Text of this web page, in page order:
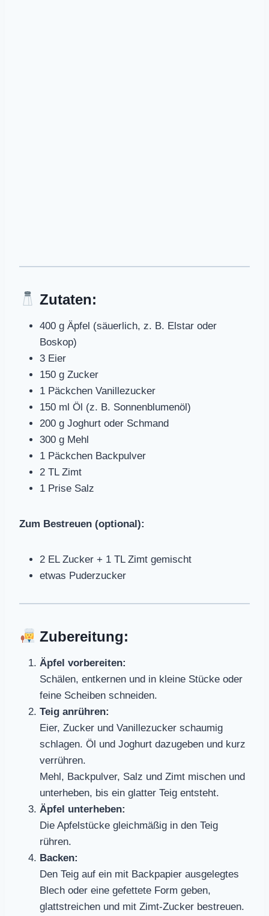
Zutaten:
400 g Äpfel (säuerlich, z. B. Elstar oder
Boskop)
3 Eier
150 g Zucker
1 Päckchen Vanillezucker
150 ml Öl (z. B. Sonnenblumenöl)
200 g Joghurt oder Schmand
300 g Mehl
1 Päckchen Backpulver
2 TL Zimt
1 Prise Salz
Zum Bestreuen (optional):
2 EL Zucker + 1 TL Zimt gemischt
etwas Puderzucker
Zubereitung:
Äpfel vorbereiten:
Schälen, entkernen und in kleine Stücke oder
feine Scheiben schneiden.
Teig anrühren:
Eier, Zucker und Vanillezucker schaumig
schlagen. Öl und Joghurt dazugeben und kurz
verrühren.
Mehl, Backpulver, Salz und Zimt mischen und
unterheben, bis ein glatter Teig entsteht.
Äpfel unterheben:
Die Apfelstücke gleichmäßig in den Teig
rühren.
Backen:
Den Teig auf ein mit Backpapier ausgelegtes
Blech oder eine gefettete Form geben,
glattstreichen und mit Zimt-Zucker bestreuen.